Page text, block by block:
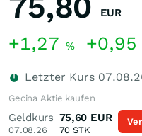
EUR
+1,27 % +0,95
Letzter Kurs
Gecina Aktie kaufen
Geldkurs
07.08.26
75,60 EUR
70 STK